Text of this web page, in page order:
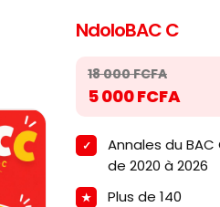
NdoloBAC C
18 000 FCFA
5 000 FCFA
Annales du BAC
de 2020 à 2026
Plus de 140